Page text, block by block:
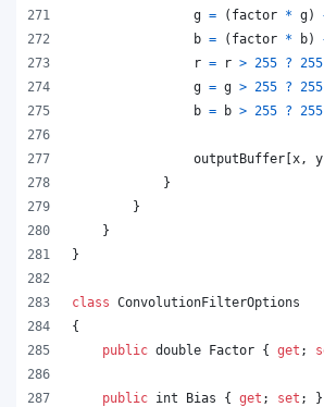
g = ( factor * g)
b = ( factor * b)
r = r > 255 ? 255
g = g > 255 ? 255
b = b > 255 ? 255
outputBuffer [x , y
}
}
}
}
class ConvolutionFilterOptions
{
public double Factor { get ;
public int Bias { get ; set ; }